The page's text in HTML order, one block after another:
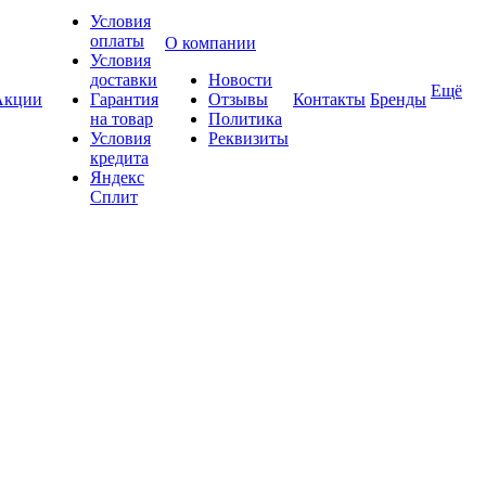
Условия
оплаты
Условия
доставки
Гарантия
на товар
Условия
кредита
Яндекс
Сплит
О компании
Новости
Отзывы
Политика
Реквизиты
Контакты Бренды Ещё